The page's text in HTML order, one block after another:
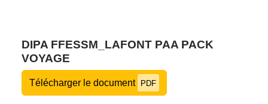
DIPA FFESSM_LAFONT PAA PACK
VOYAGE
Télécharger le document PDF